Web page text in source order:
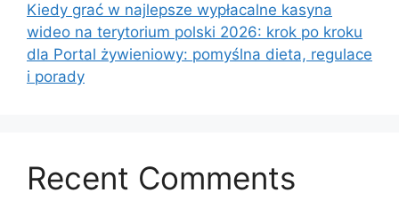
Kiedy grać w najlepsze wypłacalne kasyna
wideo na terytorium polski 2026: krok po kroku
dla Portal żywieniowy: pomyślna dieta, regulace
i porady
Recent Comments